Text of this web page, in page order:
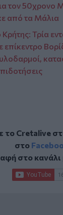
τον 50χρονο
από τα Μάλια
Τρία
το Cretalive
στο
στο κανάλι